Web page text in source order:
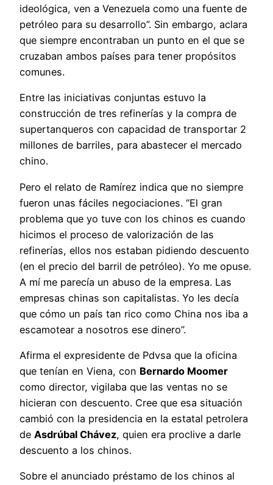
ideológica, ven a Venezuela como una fuente de
petróleo para su desarrollo”. Sin embargo, aclara
que siempre encontraban un punto en el que se
cruzaban ambos países para tener propósitos
comunes.
Entre las iniciativas conjuntas estuvo la
construcción de tres refinerías y la compra de
supertanqueros con capacidad de transportar 2
millones de barriles, para abastecer el mercado
chino.
Pero el relato de Ramírez indica que no siempre
fueron unas fáciles negociaciones. “El gran
problema que yo tuve con los chinos es cuando
hicimos el proceso de valorización de las
refinerías, ellos nos estaban pidiendo descuento
(en el precio del barril de petróleo). Yo me opuse.
A mí me parecía un abuso de la empresa. Las
empresas chinas son capitalistas. Yo les decía
que cómo un país tan rico como China nos iba a
escamotear a nosotros ese dinero”.
Afirma el expresidente de Pdvsa que la oficina
que tenían en Viena, con Bernardo Moomer
como director, vigilaba que las ventas no se
hicieran con descuento. Cree que esa situación
cambió con la presidencia en la estatal petrolera
de Asdrúbal Chávez, quien era proclive a darle
descuento a los chinos.
Sobre el anunciado préstamo de los chinos al